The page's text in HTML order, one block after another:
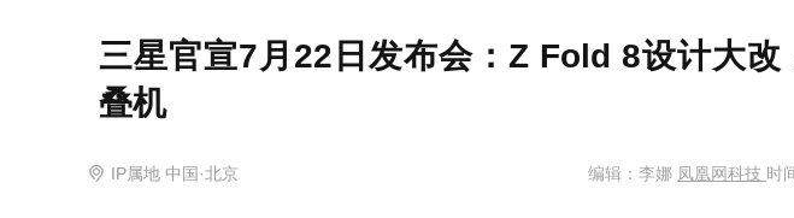
三星官宣7月22日发布会：Z Fold 8设计大改
叠机
IP属地 中国·北京 编辑：李娜 凤凰网科技 时